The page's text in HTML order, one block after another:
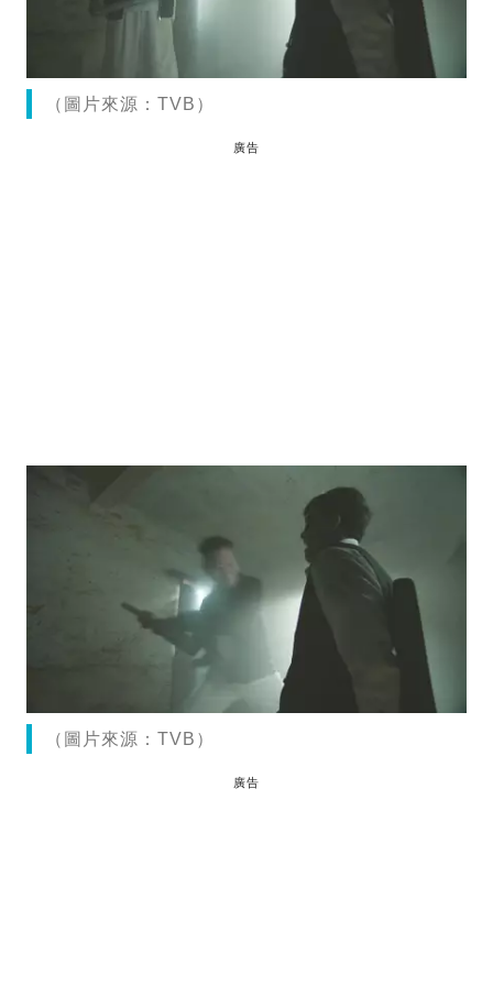
（圖片來源：TVB）
廣告
（圖片來源：TVB）
廣告